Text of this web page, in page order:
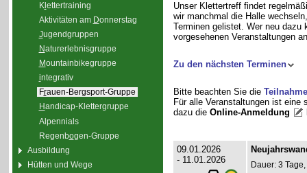
Kl ettertraining
Aktivitäten am Donnerstag
Jugendgruppen
Naturerlebnisgruppe
Mountainbikegruppe
integrativ
Frauen-Bergsport-Gruppe
Handicap-Klettergruppe
Alpennials
Regenbogen-Gruppe
Ausbildung
Hütten und Wege
Unser Klettertreff findet
wir manchmal die Halle
Terminen gelistet. Wer neu
vorgesehenen Veranstaltungen
Zu den nächsten Terminen
Bitte beachten Sie die
Für alle Veranstaltungen ist
dazu die Online-Anmeldung
09.01.2026
- 11.01.2026
Dauer: 3